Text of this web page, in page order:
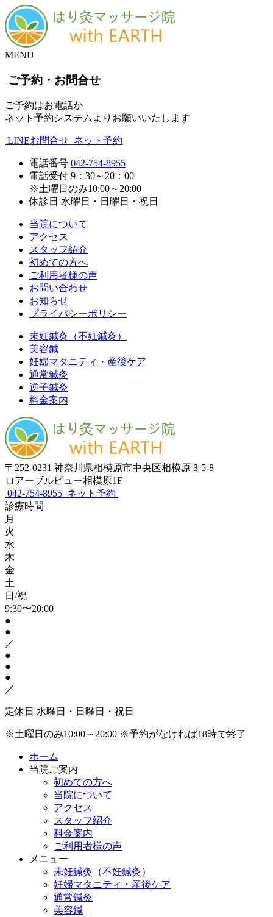
MENU
ご予約・お問合せ
ご予約はお電話か
ネット予約システムよりお願いいたします
LINEお問合せ ネット予約
電話番号 042-754-8955
電話受付 9：30～20：00
※土曜日のみ10:00～20:00
休診日 水曜日・日曜日・祝日
当院について
アクセス
スタッフ紹介
初めての方へ
ご利用者様の声
お問い合わせ
お知らせ
プライバシーポリシー
未妊鍼灸（不妊鍼灸）
美容鍼
妊婦マタニティ・産後ケア
通常鍼灸
逆子鍼灸
料金案内
〒252-0231 神奈川県相模原市中央区相模原 3-5-8
ロアーブルビュー相模原1F
042-754-8955 ネット予約
診療時間
月
火
水
木
金
土
日/祝
9:30〜20:00
●
●
／
●
●
●
／
定休日 水曜日・日曜日・祝日
※土曜日のみ10:00～20:00 ※予約がなければ18時で終了
ホーム
当院ご案内
初めての方へ
当院について
アクセス
スタッフ紹介
料金案内
ご利用者様の声
メニュー
未妊鍼灸（不妊鍼灸）
妊婦マタニティ・産後ケア
通常鍼灸
美容鍼